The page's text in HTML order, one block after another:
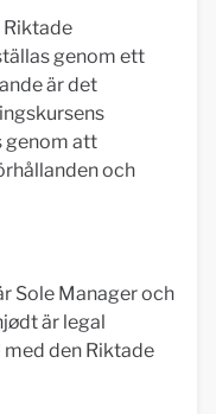
Riktade
genom ett
är det
genom att
och
Sole Manager och
är legal
den Riktade